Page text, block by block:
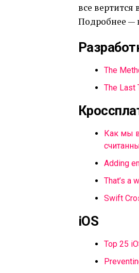
все
Подробнее —
The
The Last
Как мы
Adding
That’s a
Swift
iOS
Top 25